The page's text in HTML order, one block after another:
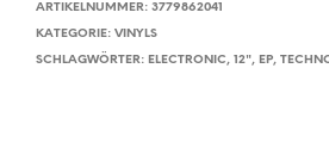
ARTIKELNUMMER: 3779862041
KATEGORIE: VINYLS
SCHLAGWÖRTER: ELECTRONIC, 12", EP,